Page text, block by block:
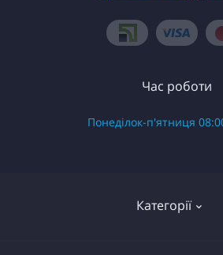
Категорії
Час роботи
Понеділок-п'ятниця